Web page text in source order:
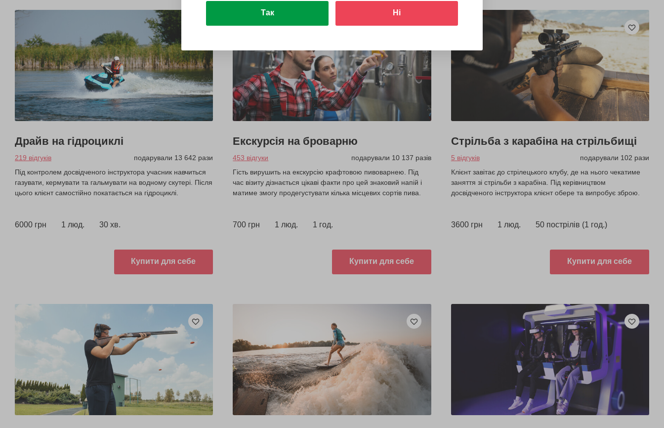
Драйв на гідроциклі
219 відгуків
подарували 13 642 рази
Під контролем досвідченого інструктора учасник навчиться
газувати, кермувати та гальмувати на водному скутері. Після
цього клієнт самостійно покатається на гідроциклі.
6000 грн 1 люд. 30 хв.
Купити для себе
Екскурсія на броварню
453 відгуки
подарували 10 137 разів
Гість вирушить на екскурсію крафтовою пивоварнею. Під
час візиту дізнається цікаві факти про цей знаковий напій і
матиме змогу продегустувати кілька місцевих сортів пива.
700 грн 1 люд. 1 год.
Купити для себе
Стрільба з карабіна на стрільбищі
5 відгуків
подарували 102 рази
Клієнт завітає до стрілецького клубу, де на нього чекатиме
заняття зі стрільби з карабіна. Під керівництвом
досвідченого інструктора клієнт обере та випробує зброю.
3600 грн 1 люд. 50 пострілів (1 год.)
Купити для себе
Так Ні